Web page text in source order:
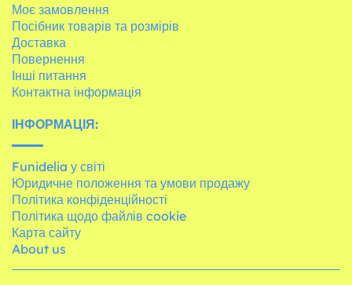
Моє замовлення
Посібник товарів та розмірів
Доставка
Повернення
Інші питання
Контактна інформація
ІНФОРМАЦІЯ:
Funidelia у світі
Юридичне положення та умови продажу
Політика конфіденційності
Політика щодо файлів cookie
Карта сайту
About us